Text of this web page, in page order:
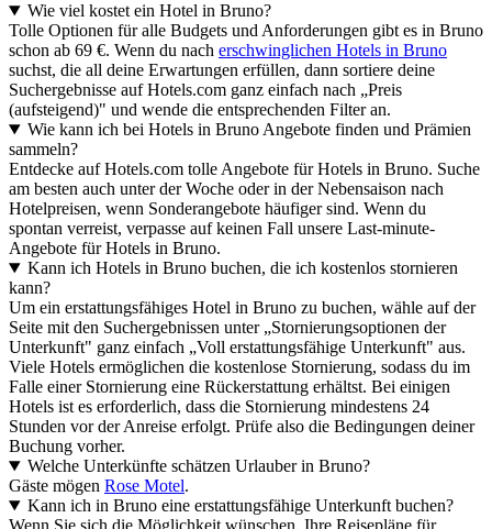
Wie viel kostet ein Hotel in Bruno?
Tolle Optionen für alle Budgets und Anforderungen gibt es in Bruno
schon ab 69 €. Wenn du nach erschwinglichen Hotels in Bruno
suchst, die all deine Erwartungen erfüllen, dann sortiere deine
Suchergebnisse auf Hotels.com ganz einfach nach „Preis
(aufsteigend)" und wende die entsprechenden Filter an.
Wie kann ich bei Hotels in Bruno Angebote finden und Prämien
sammeln?
Entdecke auf Hotels.com tolle Angebote für Hotels in Bruno. Suche
am besten auch unter der Woche oder in der Nebensaison nach
Hotelpreisen, wenn Sonderangebote häufiger sind. Wenn du
spontan verreist, verpasse auf keinen Fall unsere Last-minute-
Angebote für Hotels in Bruno.
Kann ich Hotels in Bruno buchen, die ich kostenlos stornieren
kann?
Um ein erstattungsfähiges Hotel in Bruno zu buchen, wähle auf der
Seite mit den Suchergebnissen unter „Stornierungsoptionen der
Unterkunft" ganz einfach „Voll erstattungsfähige Unterkunft" aus.
Viele Hotels ermöglichen die kostenlose Stornierung, sodass du im
Falle einer Stornierung eine Rückerstattung erhältst. Bei einigen
Hotels ist es erforderlich, dass die Stornierung mindestens 24
Stunden vor der Anreise erfolgt. Prüfe also die Bedingungen deiner
Buchung vorher.
Welche Unterkünfte schätzen Urlauber in Bruno?
Gäste mögen Rose Motel.
Kann ich in Bruno eine erstattungsfähige Unterkunft buchen?